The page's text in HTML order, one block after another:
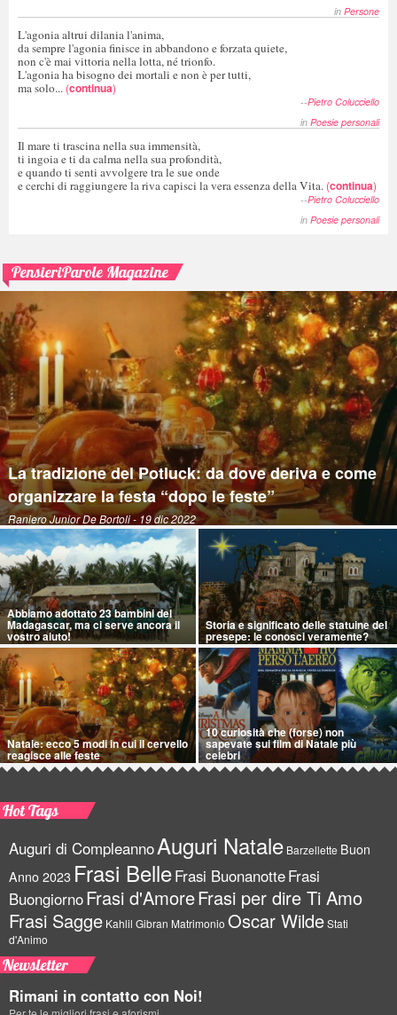
in Persone
L'agonia altrui dilania l'anima,
da sempre l'agonia finisce in abbandono e forzata quiete,
non c'è mai vittoria nella lotta, né trionfo.
L'agonia ha bisogno dei mortali e non è per tutti,
ma solo... (continua)
--Pietro Colucciello
in Poesie personali
Il mare ti trascina nella sua immensità,
ti ingoia e ti da calma nella sua profondità,
e quando ti senti avvolgere tra le sue onde
e cerchi di raggiungere la riva capisci la vera essenza della Vita. (continua)
--Pietro Colucciello
in Poesie personali
PensieriParole Magazine
La tradizione del Potluck: da dove deriva e come
organizzare la festa “dopo le feste”
Raniero Junior De Bortoli- 19 dic 2022
Abbiamo adottato 23 bambini del
Madagascar, ma ci serve ancora il
vostro aiuto!
Storia e significato delle statuine del
presepe: le conosci veramente?
Natale: ecco 5 modi in cui il cervello
reagisce alle feste
10 curiosità che (forse) non
sapevate sui film di Natale più
celebri
Hot Tags
Auguri di CompleannoAuguri Natale Barzellette Buon
Anno 2023 Frasi BelleFrasi BuonanotteFrasi
BuongiornoFrasi d'AmoreFrasi per dire Ti Amo
Frasi Sagge Kahlil Gibran Matrimonio Oscar WildeStati
d'Animo
Newsletter
Rimani in contatto con Noi!